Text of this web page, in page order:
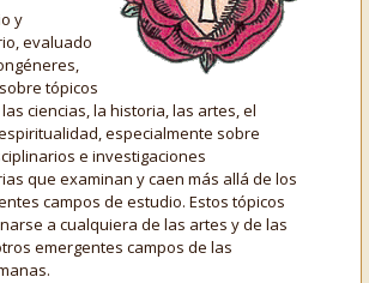
y
evaluado
tópicos
ciencias, la historia, las artes, el
especialmente sobre
e investigaciones
que examinan y caen más allá de los
campos de estudio. Estos tópicos
a cualquiera de las artes y de las
emergentes campos de las